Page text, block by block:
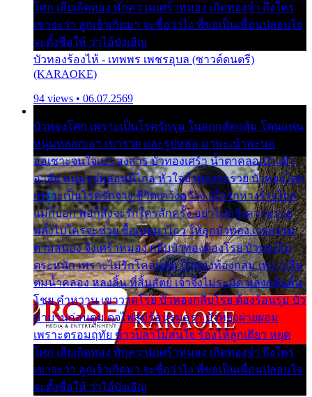
โศก เสียเถิดทอง พักความเศร้าหมอง เถิดทองจ๋า ถึงใคร
เขาจะว่า ลูกเจ้าเกิดมา จะชื่อว่าไง พี่ขอเป็นเพื่อนปลอบใจ
จะตั้งชื่อให้ ว่าไอ้บังเอิญ
บัวทองร้องไห้ - เทพพร เพชรอุบล (ซาวด์ดนตรี)
(KARAOKE)
94 views • 06.07.2569
บัวทองโศก เพราะเป็นโรครักรุม ในอกกลัดกลุ้ม โดนแฟน
หนุ่มหลอกเอา เขารวย และรูปหล่อ มาพะเน้าพะนอ
ออเซาะจนใจเบา สงสาร บัวทองเศร้า น้ำตาคลอเบ้า เฝ้า
อาลัย หนุ่มรูปหล่อหนีไกล หัวใจบัวทองระรวย บัวทองโศก
เพราะเป็นโรครักจาง ชีวิตเคว้งคว้าง เมื่อรักห่างร้างไกล
แม่ก็บอก พ่อก็สั่งจะรักใครสักครั้ง อย่าไปหวังความรวย
พลั้งไปใครจะช่วย ซื้อเปลมาไกว ให้ลูกบัวทอง เวรกรรม
ตามสนอง จึงเศร้าหมอง กลีบบัวทองต้องโรย บัวทองไม่
ตระหนัก เพราะไม่รักโคลนตม บัวทองท้องกลม เพราะลืม
ตมน้ำคลอง หลงลิ้น ที่สิ้นสัตย์ เจ้าจึงไม่ระมัด หลงกลิ่นลิ้น
โชย คำหวาน เขาวาดโรย บัวทองกลีบโรย ต้องร้อนรุม บัว
มาบานก่อนตูม ดุจไฟสุมร้อนรุมอุรา บัวทองผ่ายผอม
เพราะตรอมฤทัย ข้าวปลาไม่สนใจ ร้องไห้ลูกเดียว หยุด
โศก เสียเถิดทอง พักความเศร้าหมอง เถิดทองจ๋า ถึงใคร
เขาจะว่า ลูกเจ้าเกิดมา จะชื่อว่าไง พี่ขอเป็นเพื่อนปลอบใจ
จะตั้งชื่อให้ ว่าไอ้บังเอิญ